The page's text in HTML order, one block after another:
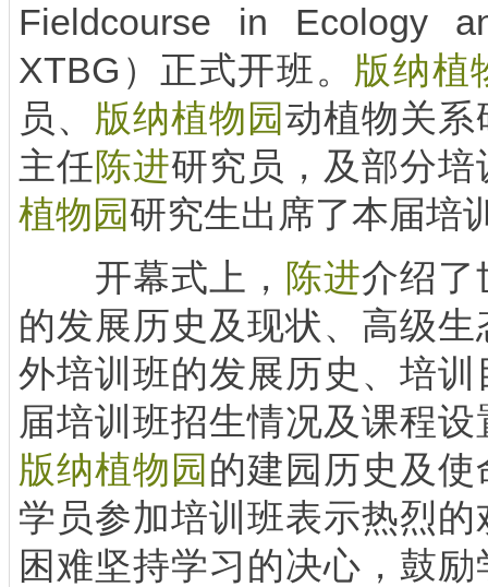
Fieldcourse in Ecology
XTBG）正式开班。 版纳植
员、 版纳植物园动植物关系
主任陈进研究员，及部分
植物园研究生出席了本届培
开幕式上， 陈进介绍了
的发展历史及现状、高级
外培训班的发展历史、培
届培训班招生情况及课程
版纳植物园 的建园历史及
学员参加培训班表示热烈
困难坚持学习的决心，鼓